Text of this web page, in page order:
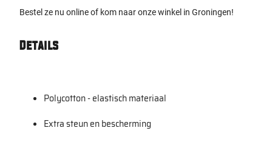
Bestel ze nu online of kom naar onze winkel in Groningen!
Details
Polycotton - elastisch materiaal
Extra steun en bescherming